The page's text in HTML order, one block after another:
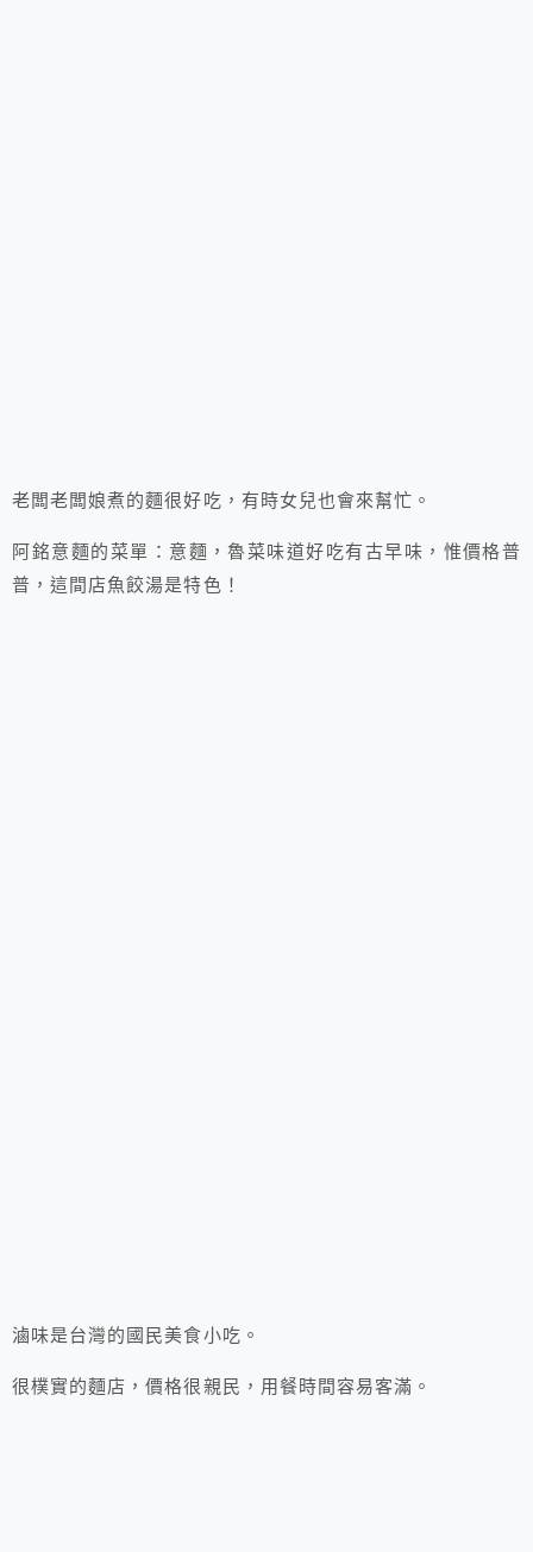
老闆老闆娘煮的麵很好吃，有時女兒也會來幫忙。
阿銘意麵的菜單：意麵，魯菜味道好吃有古早味，惟價格普
普，這間店魚餃湯是特色！
滷味是台灣的國民美食小吃。
很樸實的麵店，價格很親民，用餐時間容易客滿。